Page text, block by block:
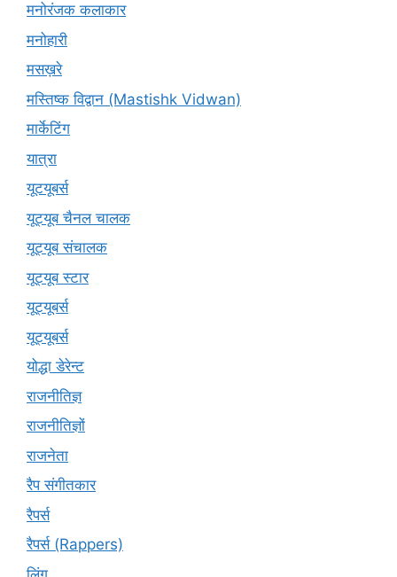
मनोरंजक कलाकार
मनोहारी
मसख़रे
मस्तिष्क विद्वान (Mastishk Vidwan)
मार्केटिंग
यात्रा
यूटयूबर्स
यूट्यूब चैनल चालक
यूट्यूब संचालक
यूट्यूब स्टार
यूट्यूबर्स
यूट्‍यूबर्स
योद्धा डेरेन्ट
राजनीतिज्ञ
राजनीतिज्ञों
राजनेता
रैप संगीतकार
रैपर्स
रैपर्स (Rappers)